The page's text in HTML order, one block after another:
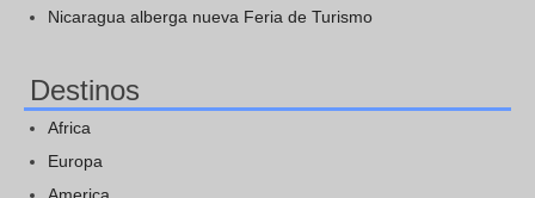
Nicaragua alberga nueva Feria de Turismo
Destinos
Africa
Europa